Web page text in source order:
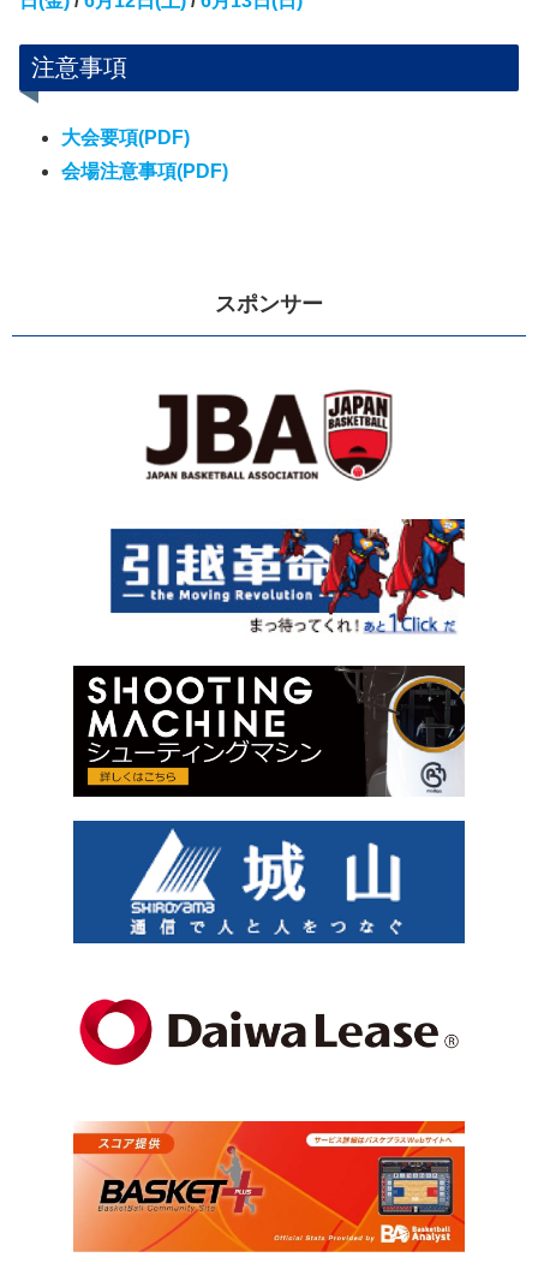
注意事項
大会要項(PDF)
会場注意事項(PDF)
スポンサー